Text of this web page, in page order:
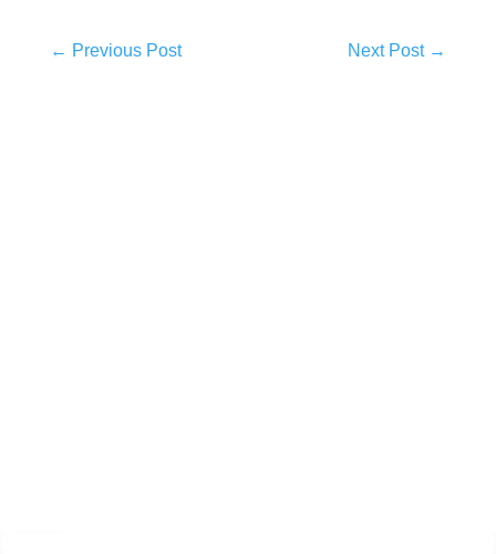
← Previous Post Next Post→